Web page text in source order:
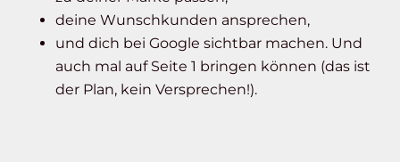
deine Wunschkunden ansprechen,
und dich bei Google sichtbar machen. Und
auch mal auf Seite 1 bringen können (das ist
der Plan, kein Versprechen!).